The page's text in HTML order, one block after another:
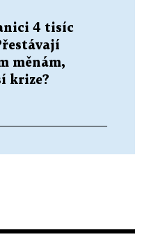
4 tisíc
měnám,
krize?